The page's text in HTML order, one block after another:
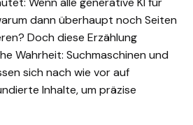
dann überhaupt noch Seiten
Doch diese Erzählung
Wahrheit: Suchmaschinen und
sich nach wie vor auf
Inhalte, um präzise